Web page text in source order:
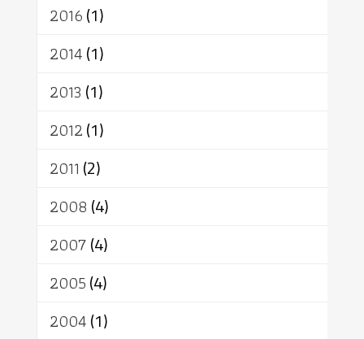
2016(1)
2014(1)
2013 (1)
2012(1)
2011 (2)
2008 (4)
2007(4)
2005(4)
2004(1)